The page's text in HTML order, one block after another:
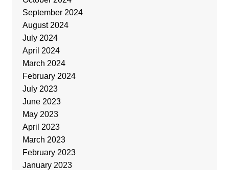
September 2024
August 2024
July 2024
April 2024
March 2024
February 2024
July 2023
June 2023
May 2023
April 2023
March 2023
February 2023
January 2023